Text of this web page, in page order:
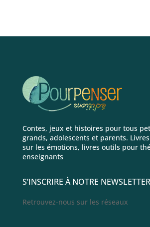
Contes, jeux et histoires pour tous
grands, adolescents et parents.
sur les émotions, livres outils pour
enseignants
S’INSCRIRE À NOTRE NEWSLETTER
Retrouvez-nous sur les réseaux